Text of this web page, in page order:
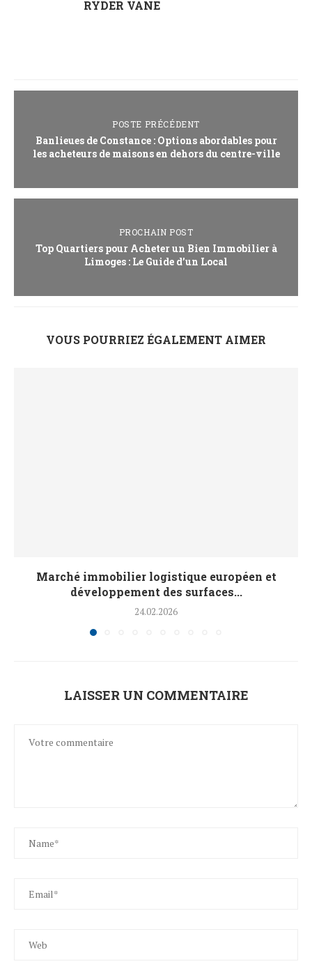
RYDER VANE
POSTE PRÉCÉDENT
Banlieues de Constance : Options abordables pour
les acheteurs de maisons en dehors du centre-ville
PROCHAIN POST
Top Quartiers pour Acheter un Bien Immobilier à
Limoges : Le Guide d’un Local
VOUS POURRIEZ ÉGALEMENT AIMER
Marché immobilier logistique européen et
développement des surfaces...
24.02.2026
LAISSER UN COMMENTAIRE